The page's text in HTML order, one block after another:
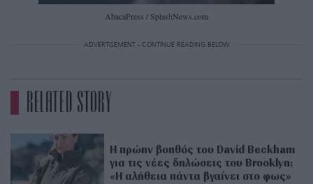
AbacaPress / SplashNews.com
ADVERTISEMENT - CONTINUE READING BELOW
RELATED STORY
Η πρώην βοηθός του David Beckham
για τις νέες δηλώσεις του Brooklyn:
«Η αλήθεια πάντα βγαίνει στο φως»